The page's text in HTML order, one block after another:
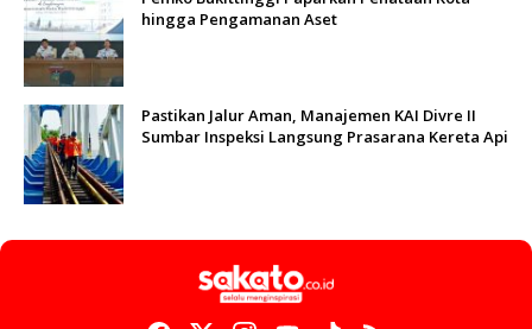
hingga Pengamanan Aset
Pastikan Jalur Aman, Manajemen KAI Divre II
Sumbar Inspeksi Langsung Prasarana Kereta Api